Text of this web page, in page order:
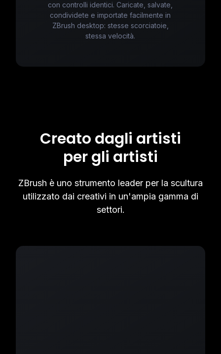
con controlli identici. Caricate, salvate,
condividete e importate facilmente in
ZBrush desktop: stesse scorciatoie,
stessa velocità.
Creato dagli artisti
per gli artisti
ZBrush è uno strumento leader per la scultura
utilizzato dai creativi in un'ampia gamma di
settori.